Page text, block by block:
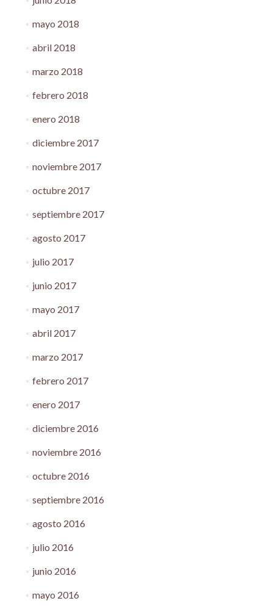
mayo 2018
abril 2018
marzo 2018
febrero 2018
enero 2018
diciembre 2017
noviembre 2017
octubre 2017
septiembre 2017
agosto 2017
julio 2017
junio 2017
mayo 2017
abril 2017
marzo 2017
febrero 2017
enero 2017
diciembre 2016
noviembre 2016
octubre 2016
septiembre 2016
agosto 2016
julio 2016
junio 2016
mayo 2016